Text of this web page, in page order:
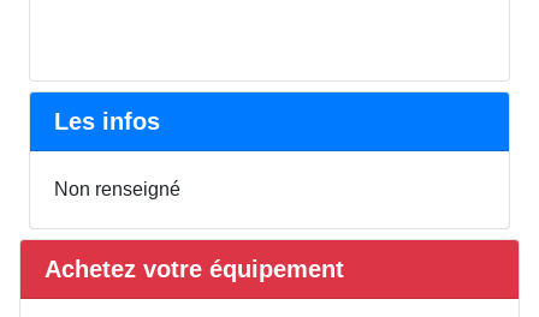
Les infos
Non renseigné
Achetez votre équipement